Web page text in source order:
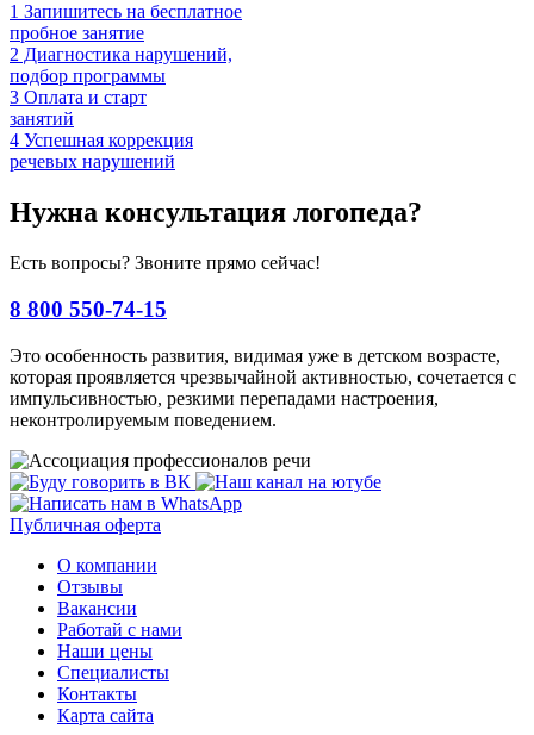
1 Запишитесь на бесплатное
пробное занятие
2 Диагностика нарушений,
подбор программы
3 Оплата и старт
занятий
4 Успешная коррекция
речевых нарушений
Нужна консультация логопеда?
Есть вопросы? Звоните прямо сейчас!
8 800 550-74-15
Это особенность развития, видимая уже в детском возрасте,
которая проявляется чрезвычайной активностью, сочетается с
импульсивностью, резкими перепадами настроения,
неконтролируемым поведением.
Публичная оферта
О компании
Отзывы
Вакансии
Работай с нами
Наши цены
Специалисты
Контакты
Карта сайта